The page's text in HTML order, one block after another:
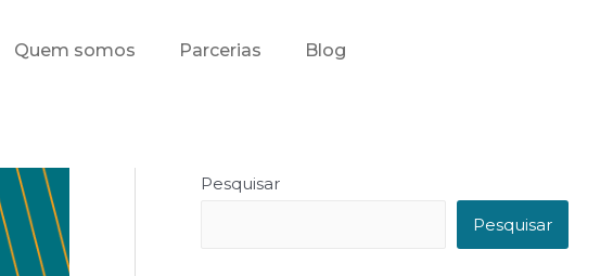
Quem somos Parcerias Blog
Pesquisar
Pesquisar